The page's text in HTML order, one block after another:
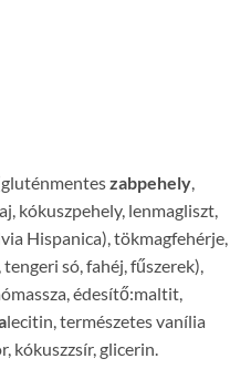
zabpehely,
kókuszpehely, lenmagliszt,
Hispanica), tökmagfehérje,
só, fahéj, fűszerek),
édesítő:maltit,
lecitin, természetes vanília
kókuszzsír, glicerin.